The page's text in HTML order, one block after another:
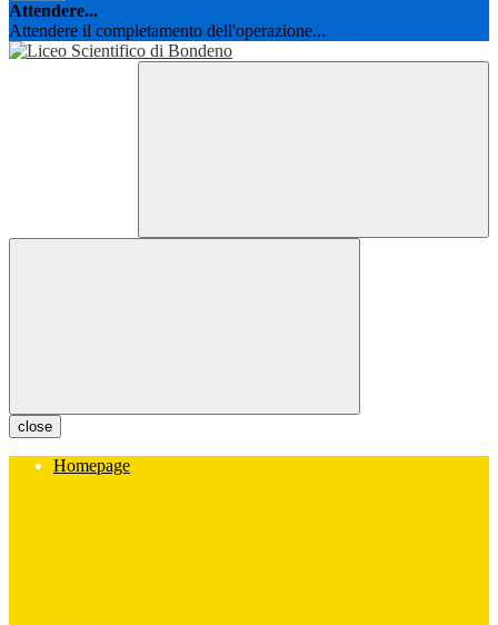
Attendere...
Attendere il completamento dell'operazione...
close
Homepage